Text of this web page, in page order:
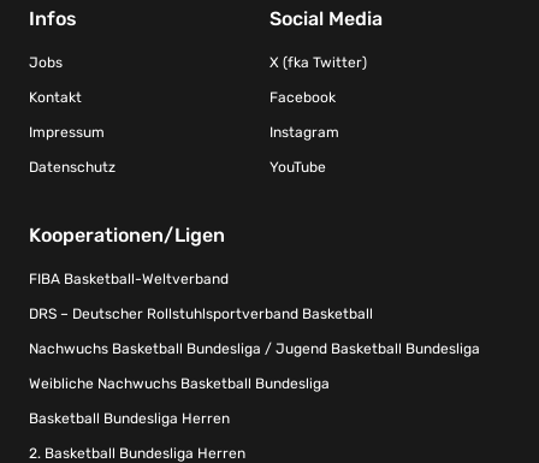
Infos
Jobs
Kontakt
Impressum
Datenschutz
Social Media
X (fka Twitter)
Facebook
Instagram
YouTube
Kooperationen/Ligen
FIBA Basketball-Weltverband
DRS – Deutscher Rollstuhlsportverband Basketball
Nachwuchs Basketball Bundesliga / Jugend Basketball Bundesliga
Weibliche Nachwuchs Basketball Bundesliga
Basketball Bundesliga Herren
2. Basketball Bundesliga Herren